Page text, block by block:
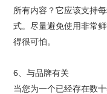
所有内容？它应该支持
式。尽量避免使用非常
得很可怕。
6、与品牌有关
当您为一个已经存在数